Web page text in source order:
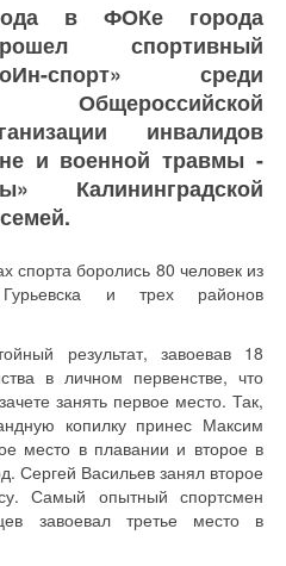
в ФОКе города
спортивный
спорт» среди
инвалидов
и военной травмы -
Калининградской
спорта боролись 80 человек из
Гурьевска и трех районов
результат, завоевав 18
в личном первенстве, что
занять первое место. Так,
копилку принес Максим
место в плавании и второе в
Сергей Васильев занял второе
Самый опытный спортсмен
завоевал третье место в